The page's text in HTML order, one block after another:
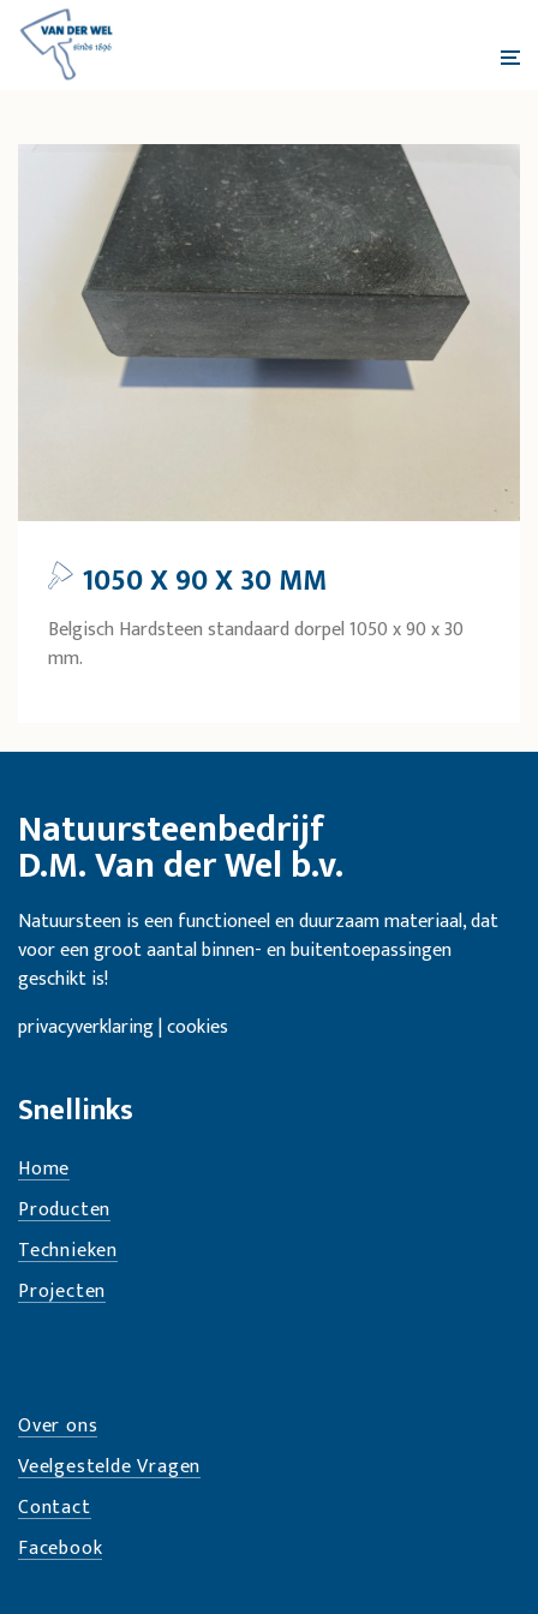
1050 X 90 X 30 MM
Belgisch Hardsteen standaard dorpel 1050 x 90 x 30
mm.
Natuursteenbedrijf
D.M. Van der Wel b.v.
Natuursteen is een functioneel en duurzaam materiaal, dat
voor een groot aantal binnen- en buitentoepassingen
geschikt is!
privacyverklaring | cookies
Snellinks
Home
Producten
Technieken
Projecten
Over ons
Veelgestelde Vragen
Contact
Facebook